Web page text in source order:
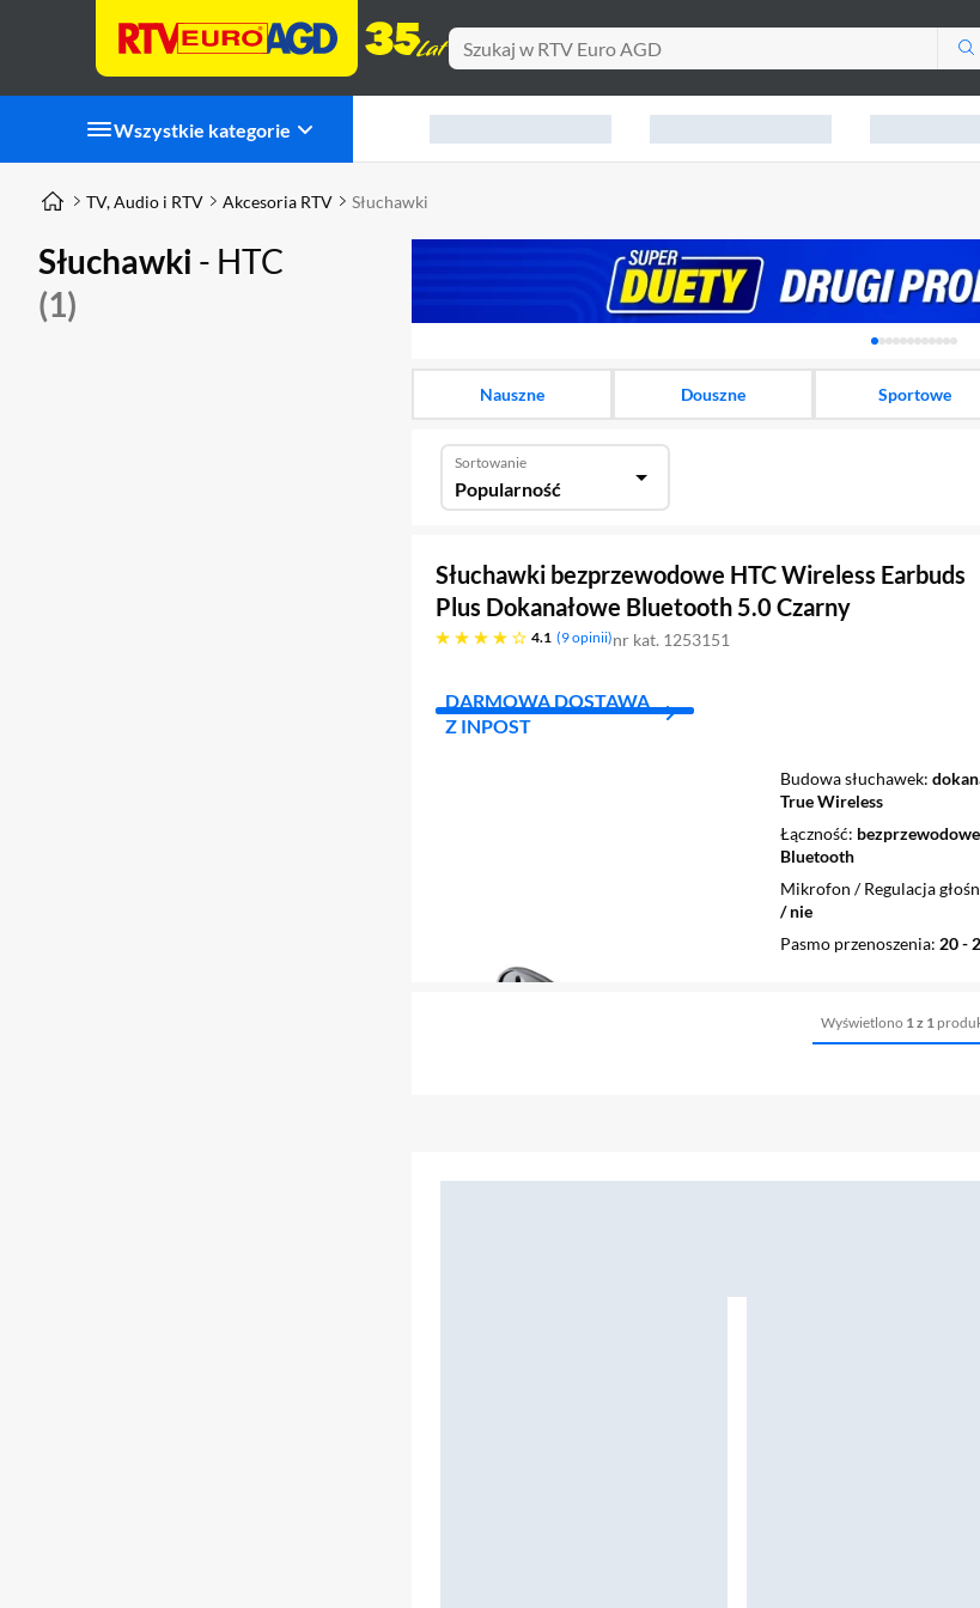
Wszystkie kategorie
Karuzela z
TV, Audio i RTV Akcesoria RTV Słuchawki
Słuchawki - HTC
(1)
Nauszne Douszne Sportowe
Sortowanie
Popularność
Słuchawki bezprzewodowe HTC Wireless Earbuds
Plus Dokanałowe Bluetooth 5.0 Czarny
4.1
4.1 gwiazdek 9 opinii nr kat. 1253151
DARMOWA DOSTAWA
Z INPOST
Budowa słuchawek
True Wireless
Łączność
Bluetooth
Mikrofon / Regulacja
/ nie
Pasmo przenoszenia 20 -
Wyświetlono 1 z 1